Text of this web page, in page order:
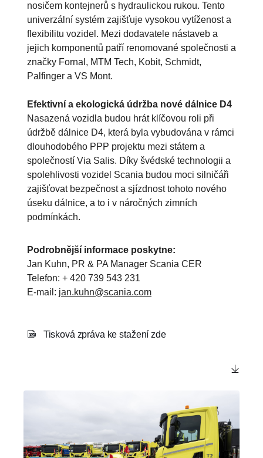
nosičem kontejnerů s hydraulickou rukou. Tento
univerzální systém zajišťuje vysokou vytíženost a
flexibilitu vozidel. Mezi dodavatele nástaveb a
jejich komponentů patří renomované společnosti a
značky Fornal, MTM Tech, Kobit, Schmidt,
Palfinger a VS Mont.
Efektivní a ekologická údržba nové dálnice D4
Nasazená vozidla budou hrát klíčovou roli při
údržbě dálnice D4, která byla vybudována v rámci
dlouhodobého PPP projektu mezi státem a
společností Via Salis. Díky švédské technologii a
spolehlivosti vozidel Scania budou moci silničáři
zajišťovat bezpečnost a sjízdnost tohoto nového
úseku dálnice, a to i v náročných zimních
podmínkách.
Podrobnější informace poskytne:
Jan Kuhn, PR & PA Manager Scania CER
Telefon: + 420 739 543 231
E-mail: jan.kuhn@scania.com
Tisková zpráva ke stažení zde